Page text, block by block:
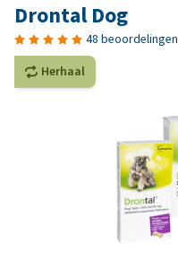
Drontal Dog
48 beoordelingen
Herhaal